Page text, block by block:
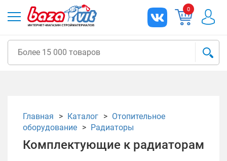
0
Главная Каталог
Отопительное
оборудование
Радиаторы
Комплектующие к радиаторам